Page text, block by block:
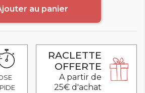
au panier
RACLETTE
OFFERTE
A partir de
25€ d'achat